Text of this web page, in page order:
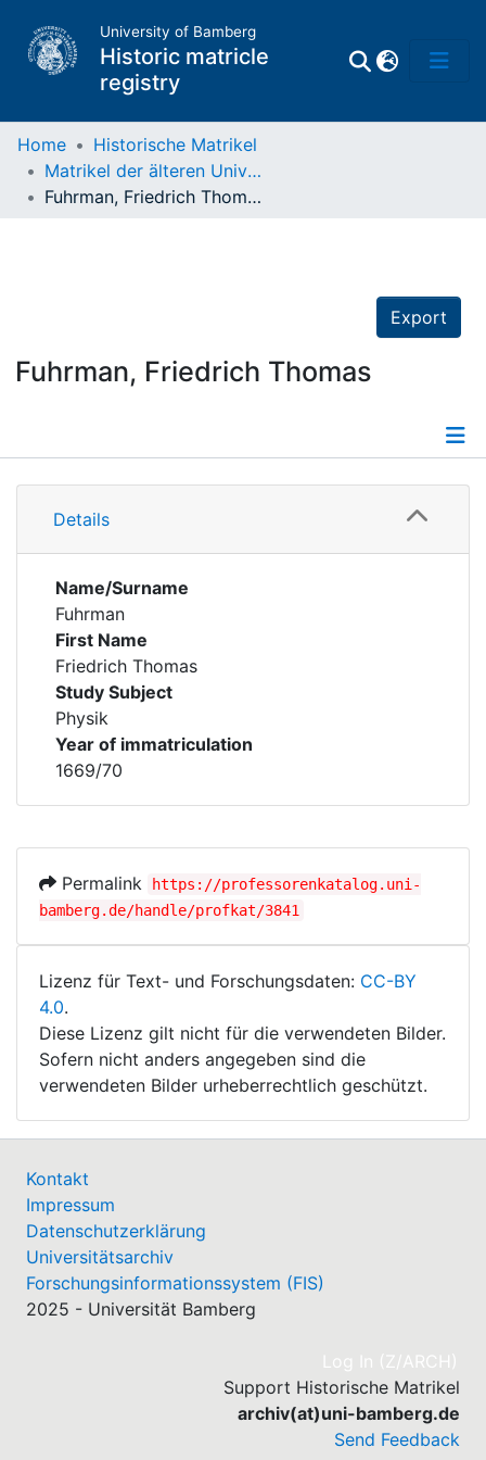
University of Bamberg
Historic matricle
registry
Matrikel
Home
Historische Matrikel
Matrikel der älteren Universität
Fuhrman, Friedrich Thomas
Export
Fuhrman, Friedrich Thomas
Details
Details
Name/Surname
Fuhrman
First Name
Friedrich Thomas
Study Subject
Physik
Year of immatriculation
1669/70
Permalink
https://professorenkatalog.uni-
bamberg.de/handle/profkat/3841
Lizenz für Text- und Forschungsdaten: CC-BY
4.0.
Diese Lizenz gilt nicht für die verwendeten Bilder.
Sofern nicht anders angegeben sind die
verwendeten Bilder urheberrechtlich geschützt.
Kontakt
Impressum
Datenschutzerklärung
Universitätsarchiv
Forschungsinformationssystem (FIS)
2025 - Universität Bamberg
Log In (Z/ARCH)
Support Historische Matrikel
archiv(at)uni-bamberg.de
Send Feedback